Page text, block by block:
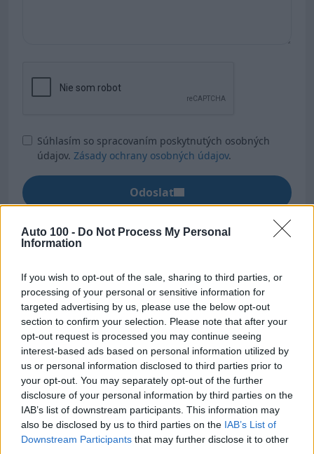
Auto 100 - Do Not Process My Personal
Information
If you wish to opt-out of the sale, sharing to third parties, or
processing of your personal or sensitive information for
targeted advertising by us, please use the below opt-out
section to confirm your selection. Please note that after your
opt-out request is processed you may continue seeing
interest-based ads based on personal information utilized by
us or personal information disclosed to third parties prior to
your opt-out. You may separately opt-out of the further
disclosure of your personal information by third parties on the
IAB’s list of downstream participants. This information may
also be disclosed by us to third parties on the IAB’s List of
Downstream Participants that may further disclose it to other
Súhlasím so spracovaním poskytnutých osobných
údajov. Zásady ochrany osobných údajov.
Odoslať
Petrovianska 49
Prešov 080 05
Otváracie hodiny:
PO - PIA: 08:00 - 17:00
SO: 09:00 - 12:00